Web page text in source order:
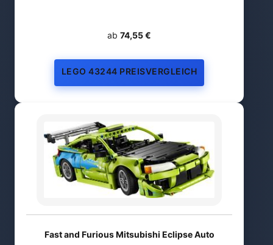
ab 74,55 €
LEGO 43244 PREISVERGLEICH
Fast and Furious Mitsubishi Eclipse Auto